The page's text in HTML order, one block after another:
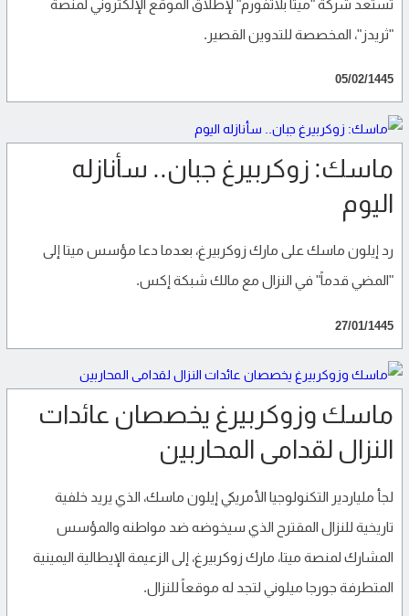
تستعد شركة "ميتا بلاتفورم" لإطلاق الموقع الإلكتروني لمنصة
"ثريدز"، المخصصة للتدوين القصير.
05/02/1445
ماسك: زوكربيرغ جبان.. سأنازله
اليوم
رد إيلون ماسك على مارك زوكربيرغ، بعدما دعا مؤسس ميتا إلى
"المضي قدماً" في النزال مع مالك شبكة إكس.
27/01/1445
ماسك وزوكربيرغ يخصصان عائدات
النزال لقدامى المحاربين
لجأ ملياردير التكنولوجيا الأمريكي إيلون ماسك، الذي يريد خلفية
تاريخية للنزال المقترح الذي سيخوضه ضد مواطنه والمؤسس
المشارك لمنصة ميتا، مارك زوكربيرغ، إلى الزعيمة الإيطالية اليمينية
المتطرفة جورجا ميلوني لتجد له موقعاً للنزال.